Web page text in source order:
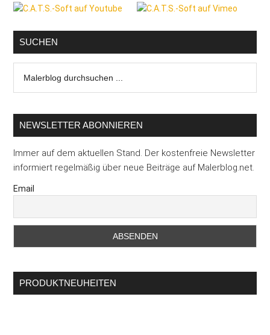
Seitenspalte
SUCHEN
durchsuchen
NEWSLETTER ABONNIEREN
Immer auf dem aktuellen Stand. Der kostenfreie Newsletter
informiert regelmäßig über neue Beiträge auf Malerblog.net.
Email
PRODUKTNEUHEITEN